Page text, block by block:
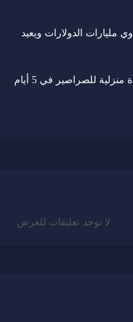
مليارات الدولارات ويعيد
خطة المعركة: كيف تضعين استراتيجية إبادة منزلية للصراصير في 5 أيام
لا توجد تعليقات للعرض.